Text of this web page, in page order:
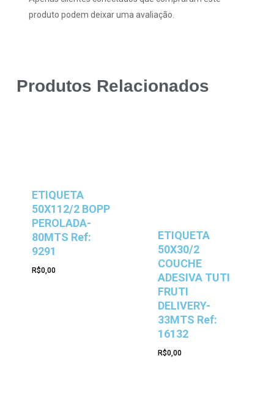
produto podem deixar uma avaliação.
Produtos Relacionados
ETIQUETA
50X112/2 BOPP
PEROLADA-
80MTS Ref:
9291
R$0,00
ETIQUETA
50X30/2
COUCHE
ADESIVA TUTI
FRUTI
DELIVERY-
33MTS Ref:
16132
R$0,00